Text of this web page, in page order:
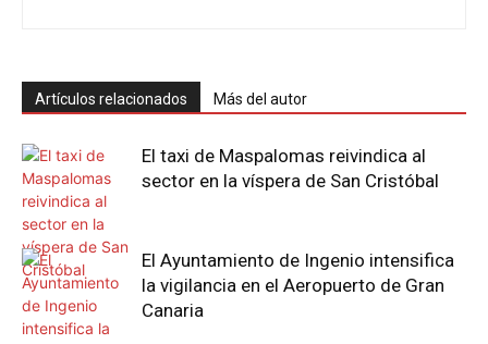
Artículos relacionados Más del autor
El taxi de Maspalomas reivindica al
sector en la víspera de San Cristóbal
El Ayuntamiento de Ingenio intensifica
la vigilancia en el Aeropuerto de Gran
Canaria